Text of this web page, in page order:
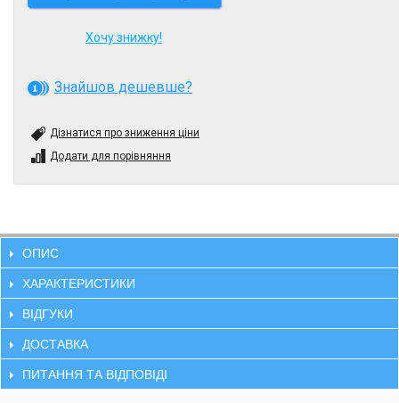
Хочу знижку!
Знайшов дешевше?
Дізнатися про зниження ціни
Додати для порівняння
ОПИС
ХАРАКТЕРИСТИКИ
ВІДГУКИ
ДОСТАВКА
ПИТАННЯ ТА ВІДПОВІДІ